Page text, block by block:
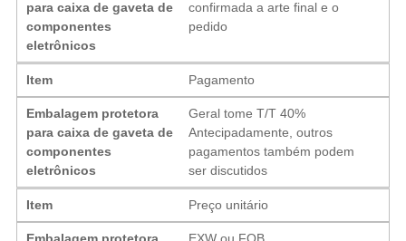
para caixa de gaveta de
componentes
eletrônicos
confirmada a arte final e o
pedido
Item Pagamento
Embalagem protetora
para caixa de gaveta de
componentes
eletrônicos
Geral tome T/T 40%
Antecipadamente, outros
pagamentos também podem
ser discutidos
Item Preço unitário
Embalagem protetora
EXW ou FOB